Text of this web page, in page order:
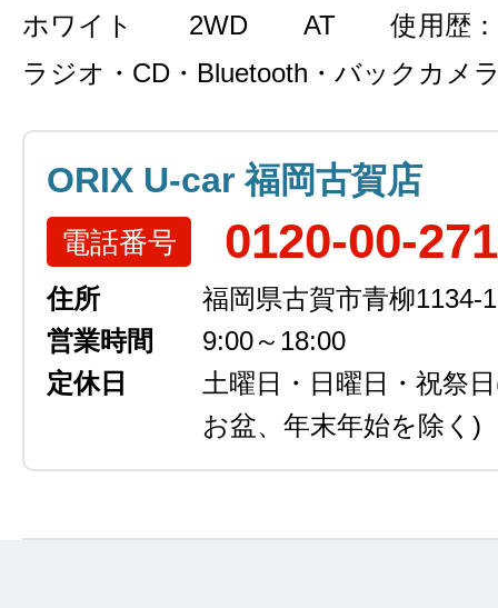
ホワイト 2WD AT
使用歴
ラジオ・CD・Bluetooth・バックカメ
ORIX U-car 福岡古賀店
電話番号 0120-00-
住所
福岡県古賀市青柳1134-1
営業時間
9:00～18:00
定休日
土曜日・日曜日・祝祭日
お盆、年末年始を除く)